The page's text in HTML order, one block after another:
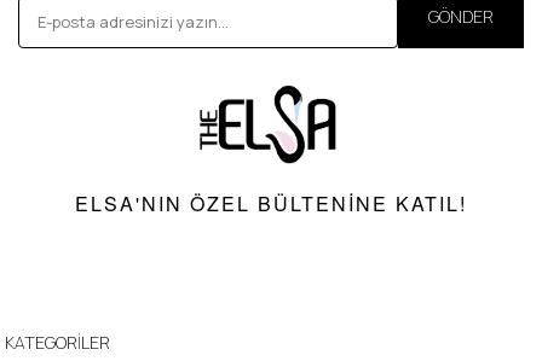
GÖNDER
ELSA'NIN ÖZEL BÜLTENINE KATIL!
KATEGORİLER